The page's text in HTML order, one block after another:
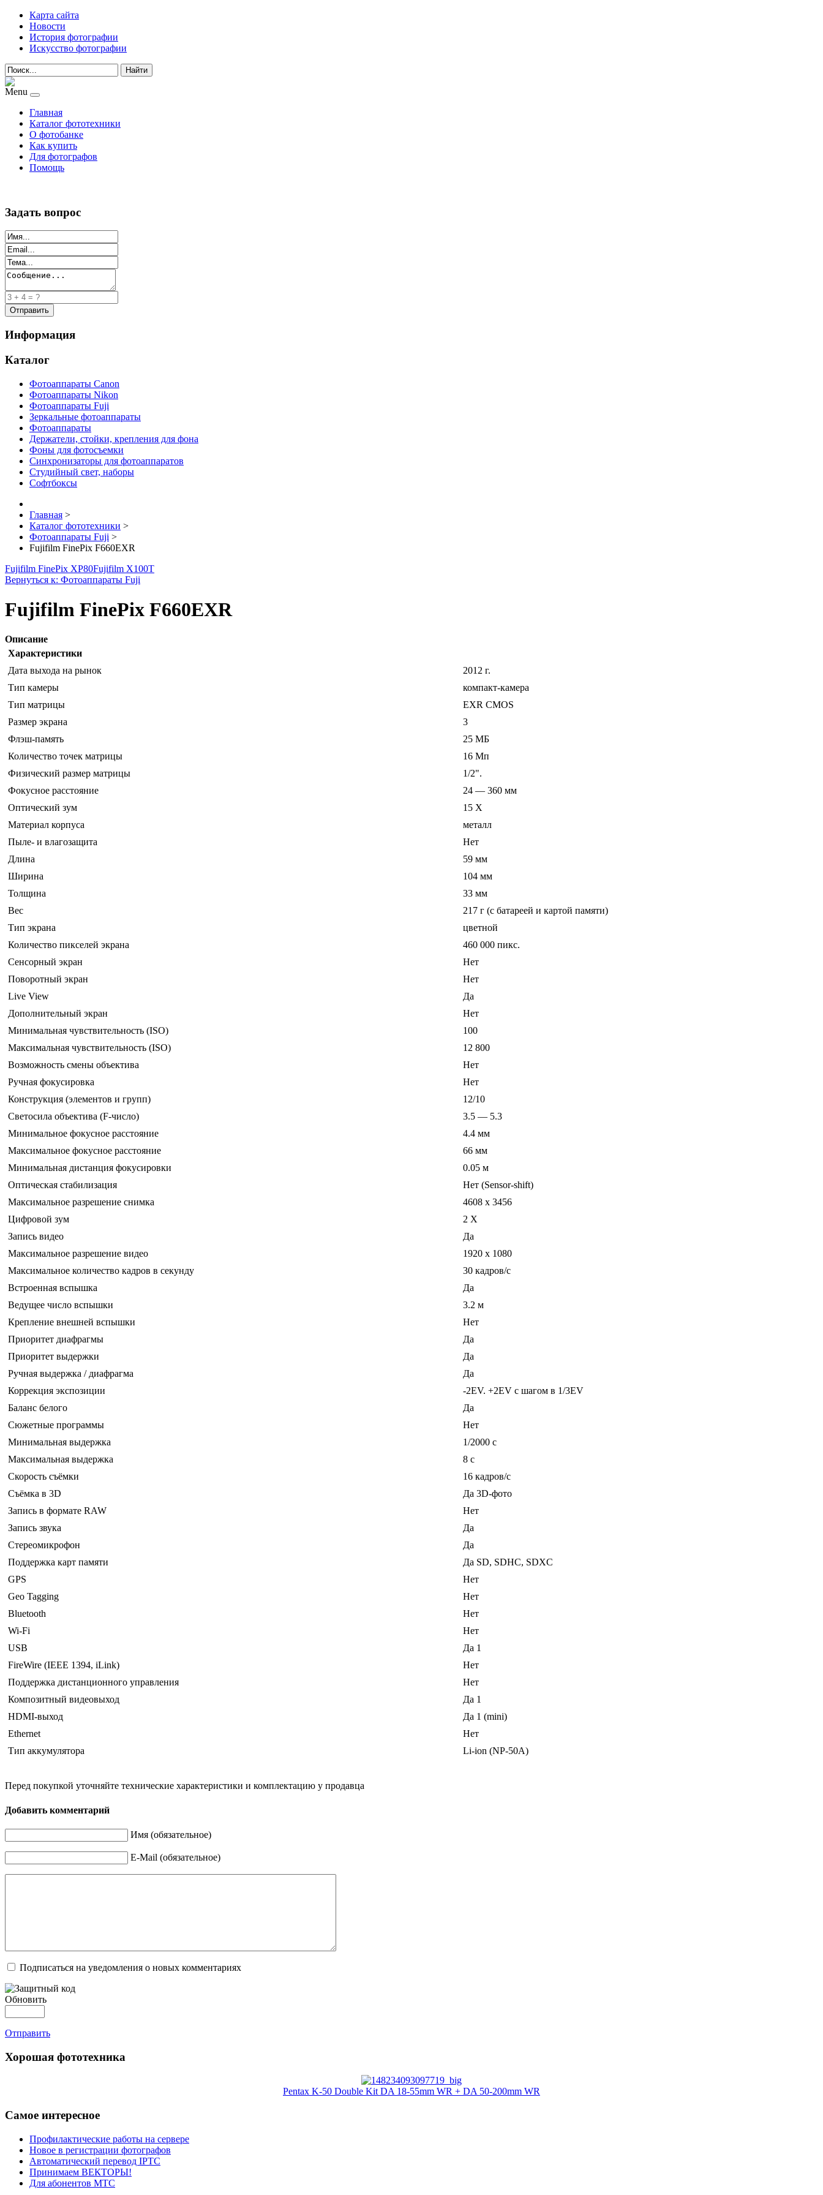
Карта сайта
Новости
История фотографии
Искусство фотографии
Найти
Menu
Главная
Каталог фототехники
О фотобанке
Как купить
Для фотографов
Помощь
Задать вопрос
Информация
Каталог
Фотоаппараты Canon
Фотоаппараты Nikon
Фотоаппараты Fuji
Зеркальные фотоаппараты
Фотоаппараты
Держатели, стойки, крепления для фона
Фоны для фотосъемки
Синхронизаторы для фотоаппаратов
Студийный свет, наборы
Софтбоксы
Главная >
Каталог фототехники >
Фотоаппараты Fuji >
Fujifilm FinePix F660EXR
Fujifilm FinePix XP80Fujifilm X100T
Вернуться к: Фотоаппараты Fuji
Fujifilm FinePix F660EXR
Описание
Характеристики
Дата выхода на рынок
2012 г.
Тип камеры
компакт-камера
Тип матрицы
EXR CMOS
Размер экрана
3
Флэш-память
25 МБ
Количество точек матрицы
16 Мп
Физический размер матрицы
1/2".
Фокусное расстояние
24 — 360 мм
Оптический зум
15 Х
Материал корпуса
металл
Пыле- и влагозащита
Нет
Длина
59 мм
Ширина
104 мм
Толщина
33 мм
Вес
217 г (с батареей и картой памяти)
Тип экрана
цветной
Количество пикселей экрана
460 000 пикс.
Сенсорный экран
Нет
Поворотный экран
Нет
Live View
Да
Дополнительный экран
Нет
Минимальная чувствительность (ISO)
100
Максимальная чувствительность (ISO)
12 800
Возможность смены объектива
Нет
Ручная фокусировка
Нет
Конструкция (элементов и групп)
12/10
Светосила объектива (F-число)
3.5 — 5.3
Минимальное фокусное расстояние
4.4 мм
Максимальное фокусное расстояние
66 мм
Минимальная дистанция фокусировки
0.05 м
Оптическая стабилизация
Нет (Sensor-shift)
Максимальное разрешение снимка
4608 x 3456
Цифровой зум
2 Х
Запись видео
Да
Максимальное разрешение видео
1920 x 1080
Максимальное количество кадров в секунду
30 кадров/с
Встроенная вспышка
Да
Ведущее число вспышки
3.2 м
Крепление внешней вспышки
Нет
Приоритет диафрагмы
Да
Приоритет выдержки
Да
Ручная выдержка / диафрагма
Да
Коррекция экспозиции
-2EV. +2EV с шагом в 1/3EV
Баланс белого
Да
Сюжетные программы
Нет
Минимальная выдержка
1/2000 c
Максимальная выдержка
8 c
Скорость съёмки
16 кадров/с
Съёмка в 3D
Да 3D-фото
Запись в формате RAW
Нет
Запись звука
Да
Стереомикрофон
Да
Поддержка карт памяти
Да SD, SDHC, SDXC
GPS
Нет
Geo Tagging
Нет
Bluetooth
Нет
Wi-Fi
Нет
USB
Да 1
FireWire (IEEE 1394, iLink)
Нет
Поддержка дистанционного управления
Нет
Композитный видеовыход
Да 1
HDMI-выход
Да 1 (mini)
Ethernet
Нет
Тип аккумулятора
Li-ion (NP-50A)
Перед покупкой уточняйте технические характеристики и комплектацию у продавца
Добавить комментарий
Имя (обязательное)
E-Mail (обязательное)
Подписаться на уведомления о новых комментариях
Обновить
Отправить
Хорошая фототехника
Pentax K-50 Double Kit DA 18-55mm WR + DA 50-200mm WR
Самое интересное
Профилактические работы на сервере
Новое в регистрации фотографов
Автоматический перевод IPTC
Принимаем ВЕКТОРЫ!
Для абонентов МТС